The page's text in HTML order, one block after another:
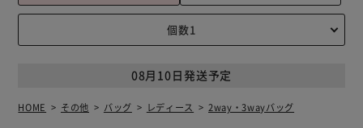
08月10日発送予定
HOME その他 バッグ レディース 2way・3wayバッグ